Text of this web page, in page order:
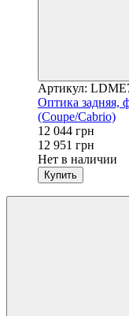
Артикул:
Оптика задняя,
(Coupe/Cabrio)
12 044 грн
12 951 грн
Нет в наличии
Купить